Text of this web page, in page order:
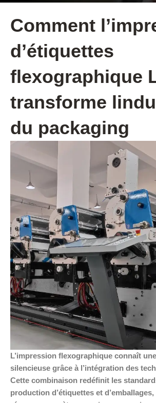
Comment
d’étiquettes
flexographique
transforme
du packaging
L’impression flexographique connaît
silencieuse grâce à l’intégration des
Cette combinaison redéfinit les
production d’étiquettes et